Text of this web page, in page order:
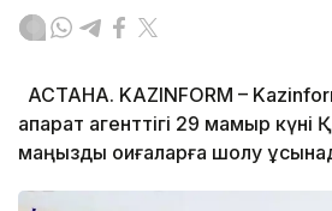
АСТАНА. KAZINFORM –
ақпарат агенттігі 29 мамыр күні
маңызды оқиғаларға шолу